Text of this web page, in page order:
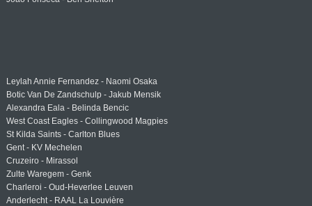
Leylah Annie Fernandez - Naomi Osaka
Botic Van De Zandschulp - Jakub Mensik
Alexandra Eala - Belinda Bencic
West Coast Eagles - Collingwood Magpies
St Kilda Saints - Carlton Blues
Gent - KV Mechelen
Cruzeiro - Mirassol
Zulte Waregem - Genk
Charleroi - Oud-Heverlee Leuven
Anderlecht - RAAL La Louvière